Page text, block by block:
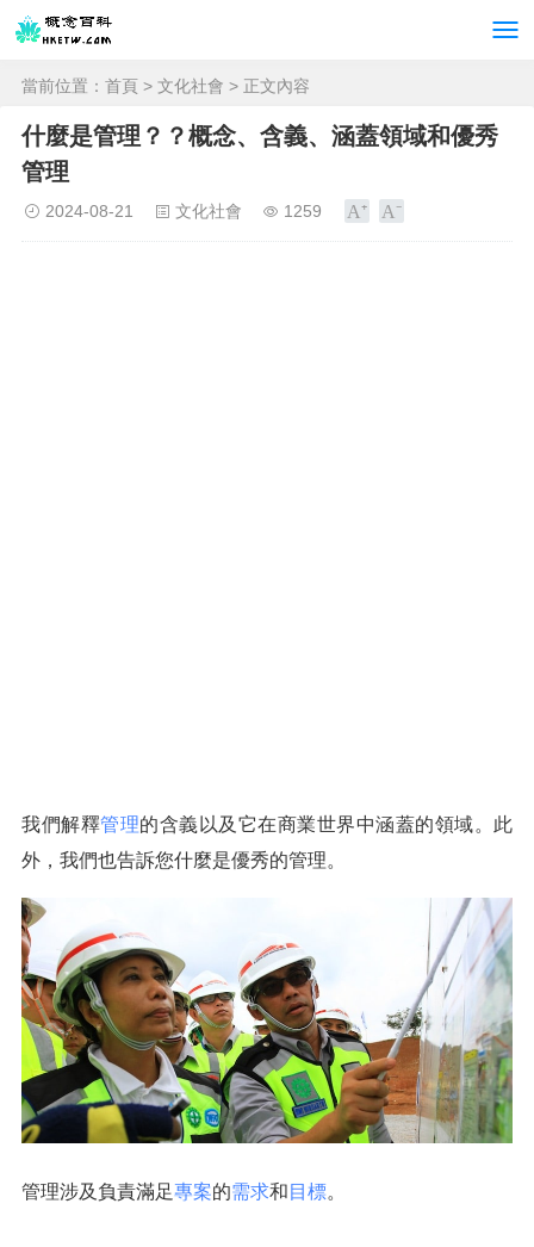
當前位置： 首頁 > 文化社會 > 正文內容
什麼是管理？？概念、含義、涵蓋領域和優秀
管理
2024-08-21 文化社會 1259
我們解釋管理的含義以及它在商業世界中涵蓋的領域。此
外，我們也告訴您什麼是優秀的管理。
管理涉及負責滿足專案的需求和 目標。